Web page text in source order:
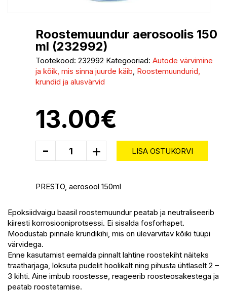
Roostemuundur aerosoolis 150
ml (232992)
Tootekood: 232992 Kategooriad: Autode värvimine
ja kõik, mis sinna juurde käib, Roostemuundurid,
krundid ja alusvärvid
13.00€
- + LISA OSTUKORVI
PRESTO, aerosool 150ml
Epoksiidvaigu baasil roostemuundur peatab ja neutraliseerib
kiiresti korrosiooniprotsessi. Ei sisalda fosforhapet.
Moodustab pinnale krundikihi, mis on ülevärvitav kõiki tüüpi
värvidega.
Enne kasutamist eemalda pinnalt lahtine roostekiht näiteks
traatharjaga, loksuta pudelit hoolikalt ning pihusta ühtlaselt 2 –
3 kihti. Aine imbub roostesse, reageerib roosteosakestega ja
peatab roostetamise.